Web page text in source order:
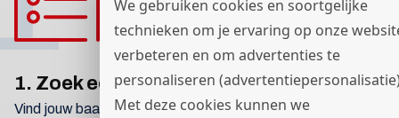
We gebruiken cookies en soortgelijke
technieken om je ervaring op onze
verbeteren en om advertenties te
personaliseren
Met deze cookies kunnen we
1. Zoek een baan
Vind jouw baan via de zoekbalk en reageer direct. Vind je